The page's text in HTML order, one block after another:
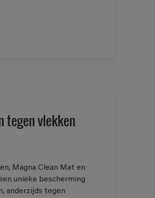
tegen vlekken
Magna Clean Mat en
unieke bescherming
anderzijds tegen